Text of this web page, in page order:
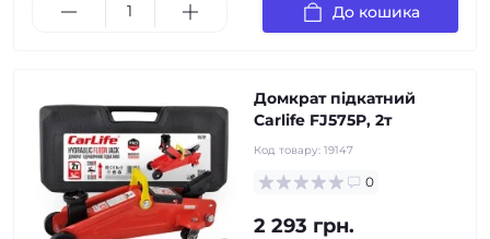
До кошика
Домкрат підкатний
Carlife FJ575P, 2т
Код товару: 19147
0
2 293 грн.